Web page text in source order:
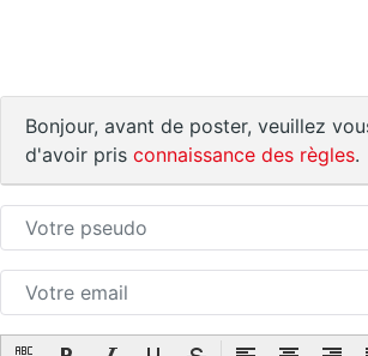
Bonjour, avant de poster, veuillez
d'avoir pris connaissance des règles.